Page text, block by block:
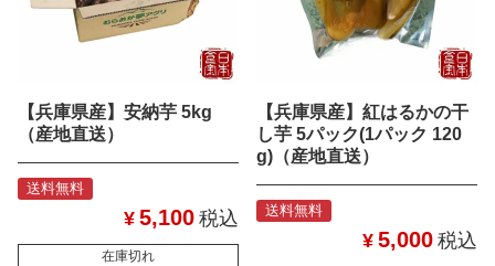
【兵庫県産】安納芋 5kg
（産地直送）
送料無料
¥ 5,100 税込
在庫切れ
【兵庫県産】紅はるかの干
し芋 5パック(1パック 120
g)（産地直送）
送料無料
¥ 5,000 税込